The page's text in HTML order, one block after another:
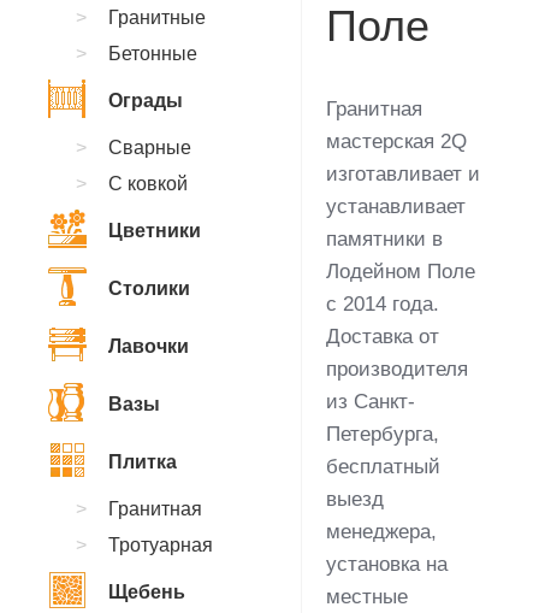
Поле
Гранитная
мастерская 2Q
изготавливает и
устанавливает
памятники в
Лодейном Поле
с 2014 года.
Доставка от
производителя
из Санкт-
Петербурга,
бесплатный
выезд
менеджера,
установка на
местные
Гранитные
Бетонные
Ограды
Сварные
С ковкой
Цветники
Столики
Лавочки
Вазы
Плитка
Гранитная
Тротуарная
Щебень